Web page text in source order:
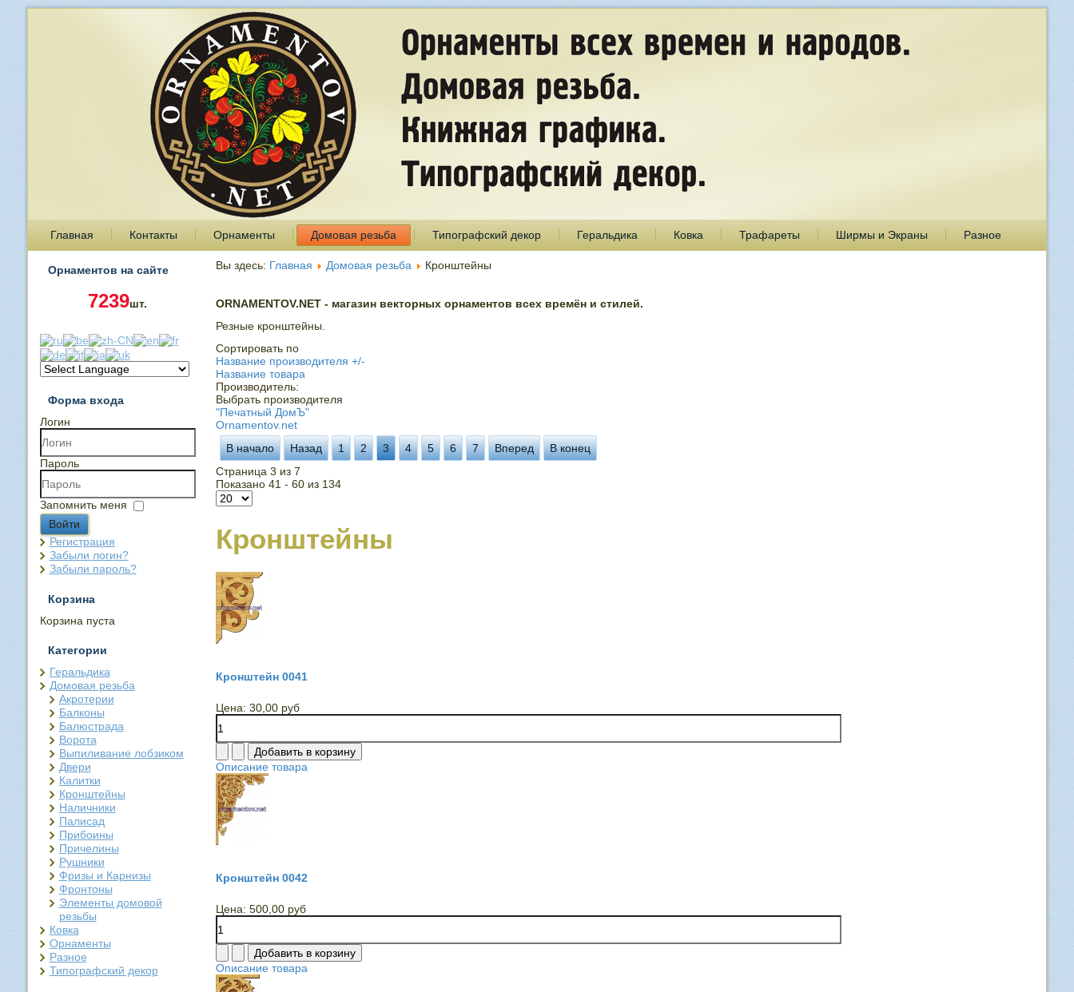
Главная Контакты Орнаменты Домовая резьба Типографский декор Геральдика Ковка Трафареты Ширмы и Экраны Разное
Орнаментов на сайте
7239шт.
Форма входа
Логин
Пароль
Запомнить меня
Войти
Регистрация
Забыли логин?
Забыли пароль?
Корзина
Корзина пуста
Категории
Геральдика
Домовая резьба
Акротерии
Балконы
Балюстрада
Ворота
Выпиливание лобзиком
Двери
Калитки
Кронштейны
Наличники
Палисад
Прибоины
Причелины
Рушники
Фризы и Карнизы
Фронтоны
Элементы домовой
резьбы
Ковка
Орнаменты
Разное
Типографский декор
Вы здесь: Главная Домовая резьба Кронштейны
ORNAMENTOV.NET - магазин векторных орнаментов всех времён и стилей.
Резные кронштейны.
Сортировать по
Название производителя +/-
Название товара
Производитель:
Выбрать производителя
"Печатный ДомЪ"
Ornamentov.net
В начало
Назад 1 2 3 4 5 6 7 Вперед
В конец
Страница 3 из 7
Показано 41 - 60 из 134
Кронштейны
Кронштейн 0041
Цена: 30,00 руб
Описание товара
Кронштейн 0042
Цена: 500,00 руб
Описание товара